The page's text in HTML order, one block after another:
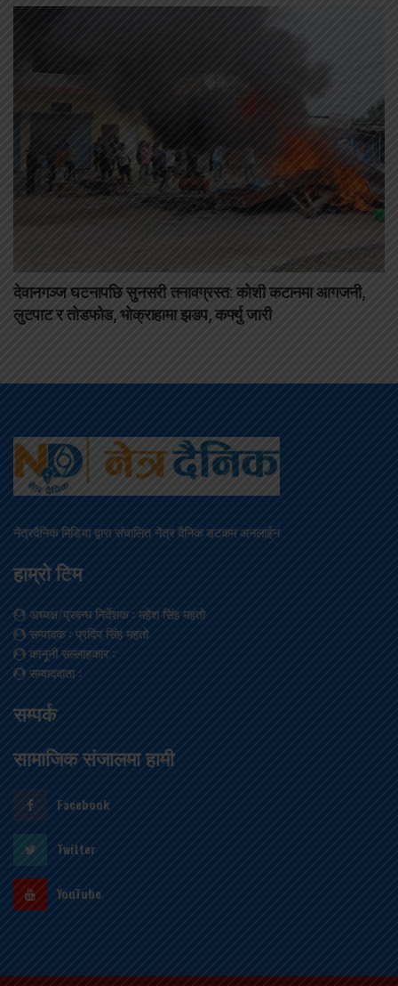
देवानगञ्ज घटनापछि सुनसरी तनावग्रस्त: कोशी कटानमा आगजनी,
लुटपाट र तोडफोड, भोक्राहामा झडप, कर्फ्यु जारी
नेत्रदैनिक मिडिया द्वारा संचालित नेत्र दैनिक डटकम अनलाईन
हाम्रो टिम
अध्यक्ष/प्रबन्ध निर्देशक: महेश सिंह महतो
सम्पादक: प्रदिप सिंह महतो
कानूनी सल्लाहकार:
सम्वाददाता:
सम्पर्क
सामाजिक संजालमा हामी
Facebook
Twitter
YouTube